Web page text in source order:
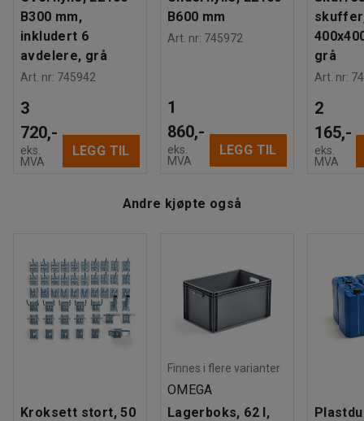
og oversiktlig oppbevaringsløsning.
Vi anbefaler å kjøpe med en arbeidsmatte for å redusere
belastningen på føtter og knær, samt for å øke
Beregnet håndteringstid/person
:
Min
59,53
Leveres umontert
B300 mm,
inkludert 6
avdelere, grå
Art. nr: 745942
3
720,-
eks.
MVA
LEGG TIL
B600 mm
Art. nr: 745972
1
860,-
eks.
MVA
LEGG TIL
grå
Art. nr:
2
165,-
eks.
MVA
Andre kjøpte også
Kroksett stort, 50
Finnes i flere varianter
OMEGA
Lagerboks, 62 l,